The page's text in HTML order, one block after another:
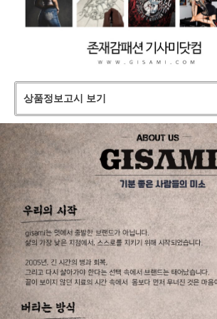
상품정보고시 보기